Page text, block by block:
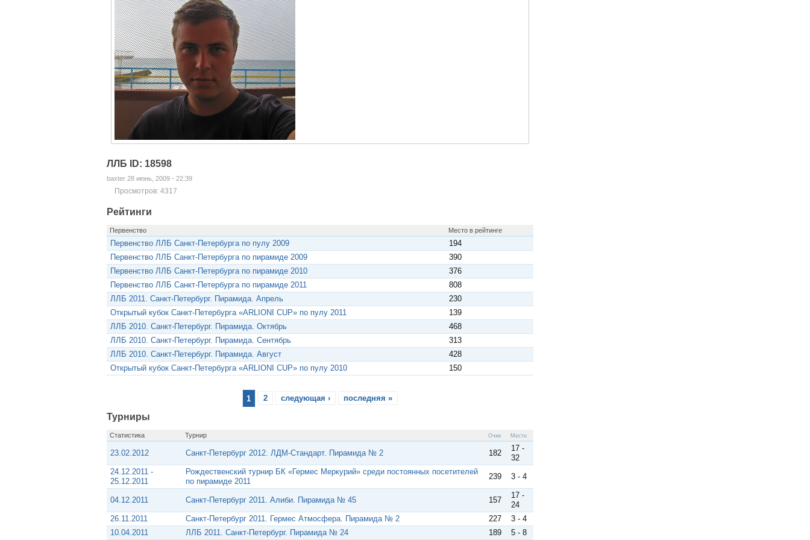
ЛЛБ ID: 18598
baxter 28 июнь, 2009 - 22:39
Просмотров: 4317
Рейтинги
Первенство Место в рейтинге
Первенство ЛЛБ Санкт-Петербурга по пулу 2009
194
Первенство ЛЛБ Санкт-Петербурга по пирамиде 2009
390
Первенство ЛЛБ Санкт-Петербурга по пирамиде 2010
376
Первенство ЛЛБ Санкт-Петербурга по пирамиде 2011
808
ЛЛБ 2011. Санкт-Петербург. Пирамида. Апрель
230
Открытый кубок Санкт-Петербурга «ARLIONI CUP» по пулу 2011
139
ЛЛБ 2010. Санкт-Петербург. Пирамида. Октябрь
468
ЛЛБ 2010. Санкт-Петербург. Пирамида. Сентябрь
313
ЛЛБ 2010. Санкт-Петербург. Пирамида. Август
428
Открытый кубок Санкт-Петербурга «ARLIONI CUP» по пулу 2010
150
1 2 следующая › последняя »
Турниры
Статистика Турнир Очки Место
23.02.2012 Санкт-Петербург 2012. ЛДМ-Стандарт. Пирамида № 2 182
17 -
32
24.12.2011 -
25.12.2011
Рождественский турнир БК «Гермес Меркурий» среди постоянных посетителей
по пирамиде 2011
239 3 - 4
04.12.2011 Санкт-Петербург 2011. Алиби. Пирамида № 45 157
17 -
24
26.11.2011
Санкт-Петербург 2011. Гермес Атмосфера. Пирамида № 2 227
3 - 4
10.04.2011
ЛЛБ 2011. Санкт-Петербург. Пирамида № 24 189 5 - 8